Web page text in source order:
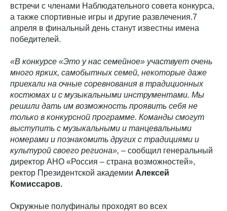
встречи с членами Наблюдательного совета конкурса,
а также спортивные игры и другие развлечения.7
апреля в финальный день станут известны имена
победителей.
«В конкурсе «Это у нас семейное» участвует очень
много ярких, самобытных семей, некоторые даже
приехали на очные соревнования в традиционных
костюмах и с музыкальными инструментами. Мы
решили дать им возможность проявить себя не
только в конкурсной программе. Команды смогут
выступить с музыкальными и танцевальными
номерами и познакомить других с традициями и
культурой своего региона», – сообщил генеральный
директор АНО «Россия – страна возможностей»,
ректор Президентской академии Алексей
Комиссаров.
Окружные полуфиналы проходят во всех